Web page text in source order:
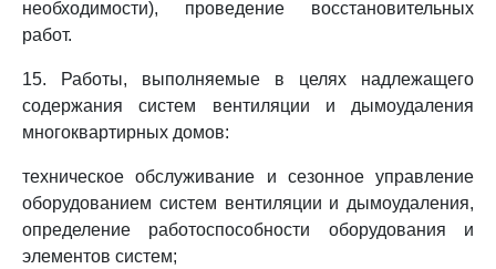
необходимости), проведение восстановительных
работ.
15. Работы, выполняемые в целях надлежащего
содержания систем вентиляции и дымоудаления
многоквартирных домов:
техническое обслуживание и сезонное управление
оборудованием систем вентиляции и дымоудаления,
определение работоспособности оборудования и
элементов систем;